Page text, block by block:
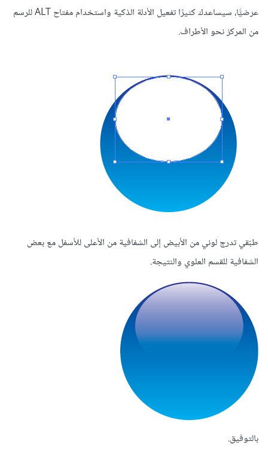
عرضيًّا، سيساعدك كثيرًا تفعيل الأدلة الذكية واستخدام مفتاح ALT للرسم
من المركز نحو الأطراف.
طبّقي تدرج لوني من الأبيض إلى الشفافية من الأعلى للأسفل مع بعض
الشفافية للقسم العلوي والنتيجة.
بالتوفيق.